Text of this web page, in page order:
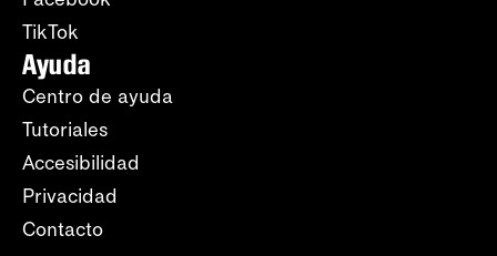
TikTok
Ayuda
Centro de ayuda
Tutoriales
Accesibilidad
Privacidad
Contacto